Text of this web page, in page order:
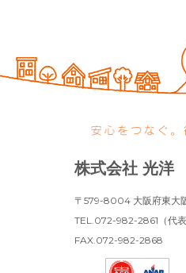
株式会社 光洋
〒579-8004 大阪府東大
TEL.072-982-2861（代表
FAX.072-982-2868